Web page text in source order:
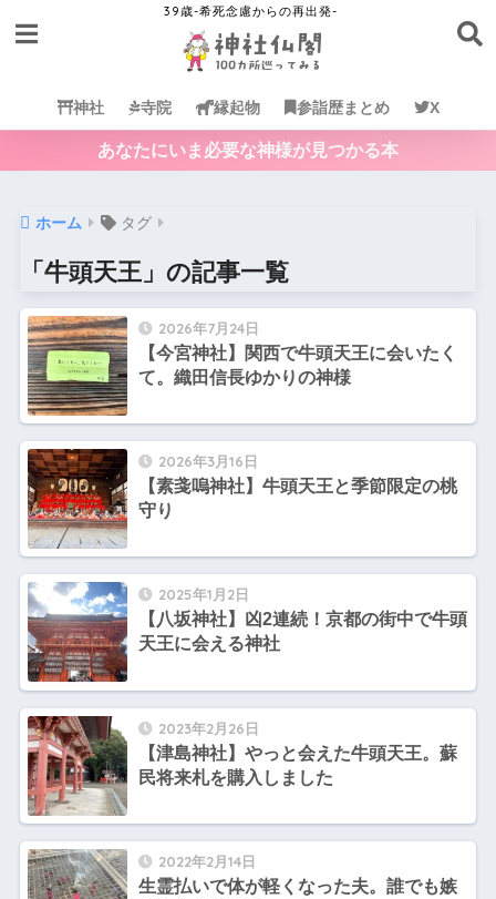
神社 寺院 縁起物 参詣歴まとめ X
あなたにいま必要な神様が見つかる本
ホーム タグ
「牛頭天王」の記事一覧
2026年7月24日
【今宮神社】関西で牛頭天王に会いたく
て。織田信長ゆかりの神様
2026年3月16日
【素戔嗚神社】牛頭天王と季節限定の桃
守り
2025年1月2日
【八坂神社】凶2連続！京都の街中で牛頭
天王に会える神社
2023年2月26日
【津島神社】やっと会えた牛頭天王。蘇
民将来札を購入しました
2022年2月14日
生霊払いで体が軽くなった夫。誰でも嫉